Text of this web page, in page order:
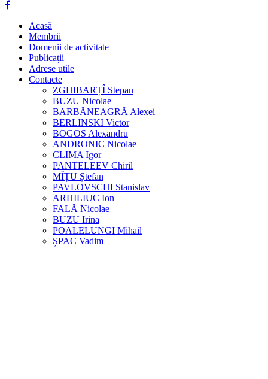
Acasă
Membrii
Domenii de activitate
Publicații
Adrese utile
Contacte
ZGHIBARȚÎ Stepan
BUZU Nicolae
BARBĂNEAGRĂ Alexei
BERLINSKI Victor
BOGOS Alexandru
ANDRONIC Nicolae
CLIMA Igor
PANTELEEV Chiril
MÎȚU Ștefan
PAVLOVSCHI Stanislav
ARHILIUC Ion
FALĂ Nicolae
BUZU Irina
POALELUNGI Mihail
ȘPAC Vadim